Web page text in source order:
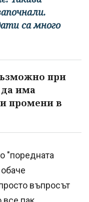
са много
при
има
промени в
"поредната
въпросът